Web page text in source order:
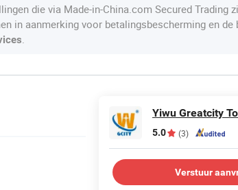
die via Made-in-China.com Secured Trading
in aanmerking voor betalingsbescherming en de
.
Yiwu Greatcity
5.0 (3)
Verstuur